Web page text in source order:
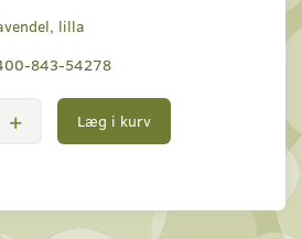
lilla
843-54278
Læg i kurv